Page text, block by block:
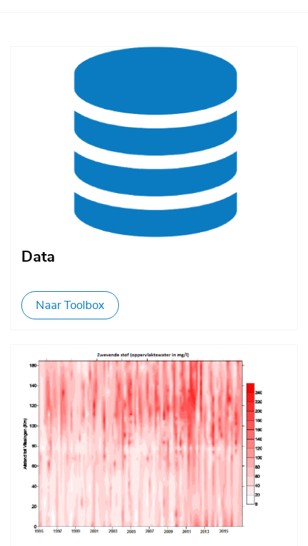
Data
Naar Toolbox